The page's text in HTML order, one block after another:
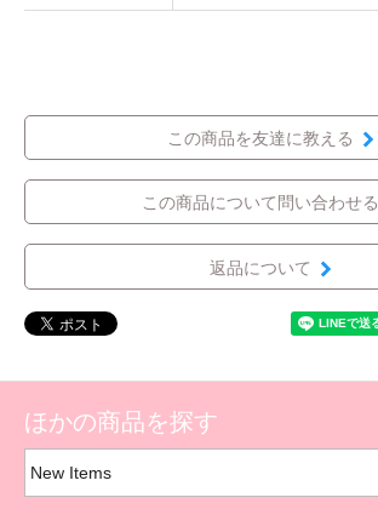
この商品を友達に教える
この商品について問い合わせる
返品について
ほかの商品を探す